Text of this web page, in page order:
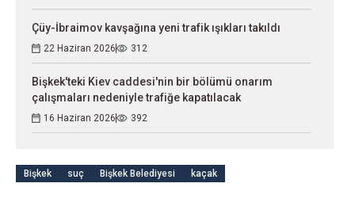
Çüy-İbraimov kavşağına yeni trafik ışıkları takıldı
22 Haziran 2026 312
Bişkek'teki Kiev сaddesi'nin bir bölümü onarım
çalışmaları nedeniyle trafiğe kapatılacak
16 Haziran 2026 392
Bişkek suç Bişkek Belediyesi kaçak